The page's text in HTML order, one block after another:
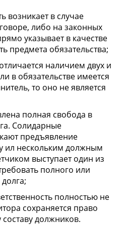
возникает в случае
либо на законных
указывает в качестве
предмета обязательства;
наличием двух и
в обязательстве имеется
то оно не является
полная свобода в
Солидарные
предъявление
ил нескольким должным
выступает один из
полного или
полностью не
сохраняется право
должников.